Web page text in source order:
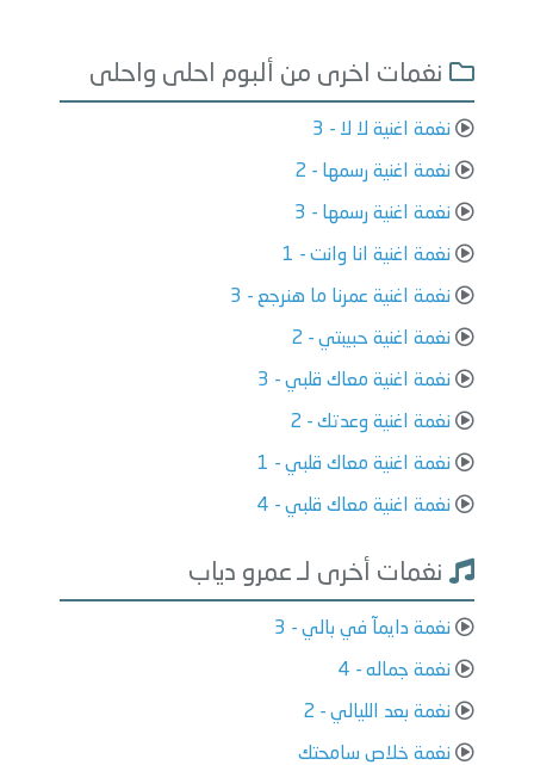
نغمات اخرى من ألبوم احلى واحلى
نغمة اغنية لا لا - 3
نغمة اغنية رسمها - 2
نغمة اغنية رسمها - 3
نغمة اغنية انا وانت - 1
نغمة اغنية عمرنا ما هنرجع - 3
نغمة اغنية حبيبتي - 2
نغمة اغنية معاك قلبي - 3
نغمة اغنية وعدتك - 2
نغمة اغنية معاك قلبي - 1
نغمة اغنية معاك قلبي - 4
نغمات أخرى لـ عمرو دياب
نغمة دايمآ في بالي - 3
نغمة جماله - 4
نغمة بعد الليالي - 2
نغمة خلاص سامحتك